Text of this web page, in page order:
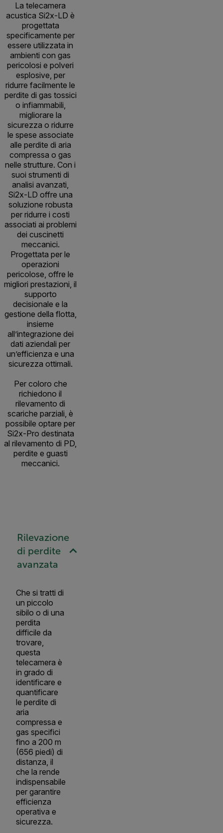
La telecamera
acustica Si2x-LD è
progettata
specificamente per
essere utilizzata in
ambienti con gas
pericolosi e polveri
esplosive, per
ridurre facilmente le
perdite di gas tossici
o infiammabili,
migliorare la
sicurezza o ridurre
le spese associate
alle perdite di aria
compressa o gas
nelle strutture. Con i
suoi strumenti di
analisi avanzati,
Si2x-LD offre una
soluzione robusta
per ridurre i costi
associati ai problemi
dei cuscinetti
meccanici.
Progettata per le
operazioni
pericolose, offre le
migliori prestazioni, il
supporto
decisionale e la
gestione della flotta,
insieme
all’integrazione dei
dati aziendali per
un’efficienza e una
sicurezza ottimali.
Per coloro che
richiedono il
rilevamento di
scariche parziali, è
possibile optare per
Si2x-Pro destinata
al rilevamento di PD,
perdite e guasti
meccanici.
Rilevazione
di perdite
avanzata
Che si tratti di
un piccolo
sibilo o di una
perdita
difficile da
trovare,
questa
telecamera è
in grado di
identificare e
quantificare
le perdite di
aria
compressa e
gas specifici
fino a 200 m
(656 piedi) di
distanza, il
che la rende
indispensabile
per garantire
efficienza
operativa e
sicurezza.